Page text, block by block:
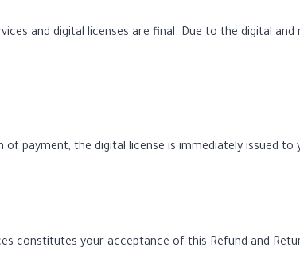
and digital licenses are final. Due to the digital
payment, the digital license is immediately issued
constitutes your acceptance of this Refund and